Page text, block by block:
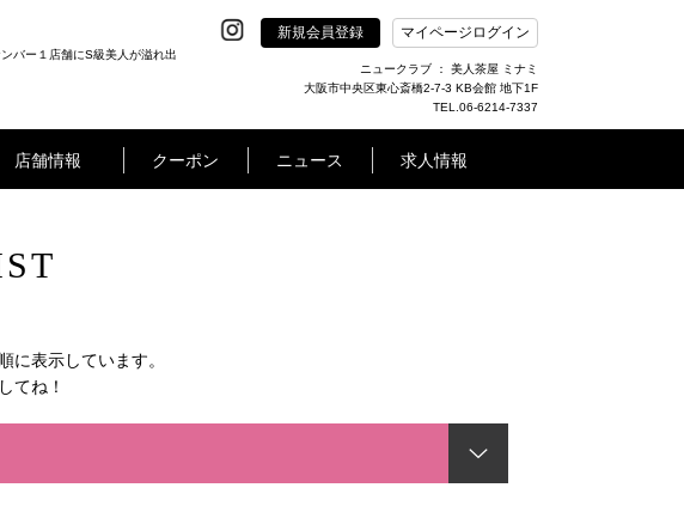
バー１店舗にS級美人が溢れ出
新規会員登録 マイページログイン
ニュークラブ ： 美人茶屋 ミナミ
大阪市中央区東心斎橋2-7-3 KB会館 地下1F
TEL.06-6214-7337
店舗情報 クーポン ニュース 求人情報
に表示しています。
てね！